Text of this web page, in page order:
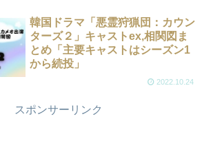
韓国ドラマ「悪霊狩猟団：カウン
ターズ２」キャストex,相関図ま
とめ「主要キャストはシーズン1
から続投」
2022.10.24
スポンサーリンク